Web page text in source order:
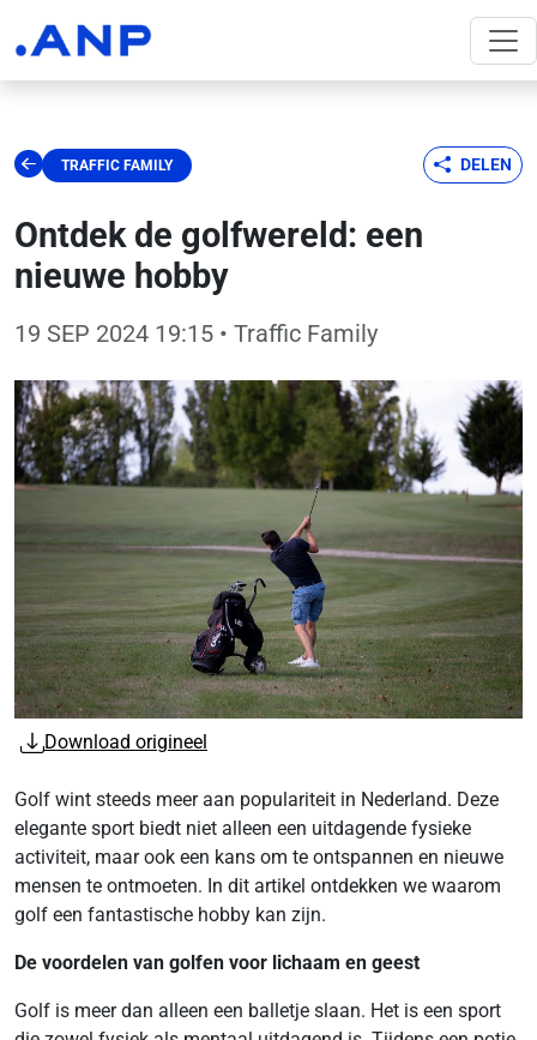
TRAFFIC FAMILY DELEN
Ontdek de golfwereld: een
nieuwe hobby
19 SEP 2024 19:15 • Traffic Family
Download origineel
Golf wint steeds meer aan populariteit in Nederland. Deze
elegante sport biedt niet alleen een uitdagende fysieke
activiteit, maar ook een kans om te ontspannen en nieuwe
mensen te ontmoeten. In dit artikel ontdekken we waarom
golf een fantastische hobby kan zijn.
De voordelen van golfen voor lichaam en geest
Golf is meer dan alleen een balletje slaan. Het is een sport